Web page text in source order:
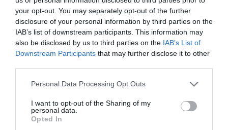
your opt-out. You may separately opt-out of the further
disclosure of your personal information by third parties on the
IAB’s list of downstream participants. This information may
also be disclosed by us to third parties on the IAB’s List of
Downstream Participants that may further disclose it to other
Please note that this website/app uses one or more Google
not limited to your visit or usage behaviour. You may click to
grant or deny consent to Google and its third-party tags to
use your data for below specified purposes in below Google
Personal Data Processing Opt Outs
I want to opt-out of the Sharing of my
personal data.
Opted In
Posted on 29 Ιούν 2026
Ωχρά κηλίδα: Γιατί το
καλοκαίρι είναι η πιο
επικίνδυνη εποχή για τα
μάτια;
Νέα